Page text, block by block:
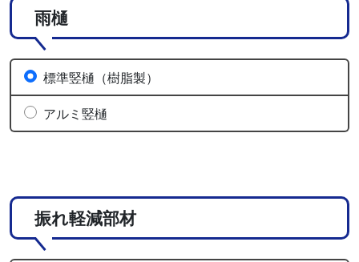
雨樋
標準竪樋（樹脂製）
アルミ竪樋
振れ軽減部材